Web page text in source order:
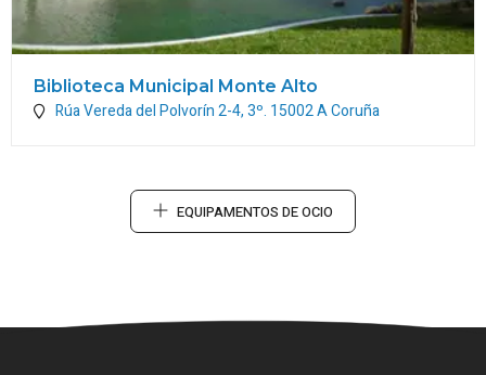
Biblioteca Municipal Monte Alto
Rúa Vereda del Polvorín 2-4, 3º. 15002A Coruña
EQUIPAMENTOS DE OCIO